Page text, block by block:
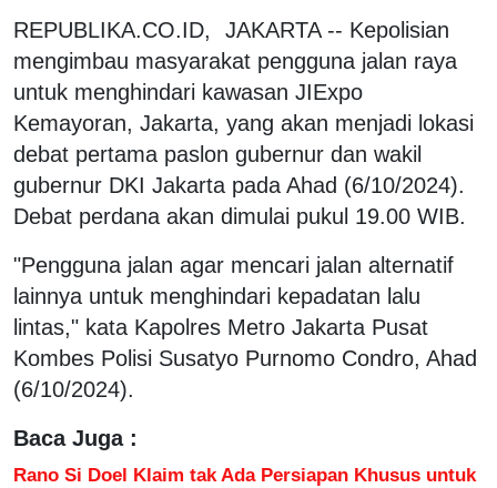
REPUBLIKA.CO.ID,
JAKARTA -- Kepolisian
mengimbau masyarakat pengguna jalan raya
untuk menghindari kawasan JIExpo
Kemayoran, Jakarta, yang akan menjadi lokasi
debat pertama paslon gubernur dan wakil
gubernur DKI Jakarta pada Ahad (6/10/2024).
Debat perdana akan dimulai pukul 19.00 WIB.
"Pengguna jalan agar mencari jalan alternatif
lainnya untuk menghindari kepadatan lalu
lintas," kata Kapolres Metro Jakarta Pusat
Kombes Polisi Susatyo Purnomo Condro, Ahad
(6/10/2024).
Baca Juga :
Rano Si Doel Klaim tak Ada Persiapan Khusus untuk